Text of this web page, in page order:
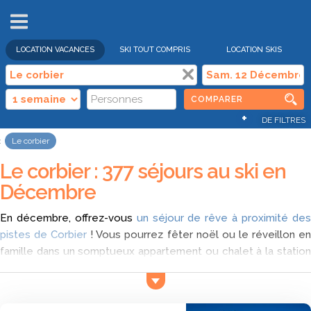
LOCATION VACANCES SKI TOUT COMPRIS LOCATION SKIS
COMPARER
+ DE FILTRES
Le corbier
Le corbier : 377 séjours au ski en
Décembre
En décembre, offrez-vous un séjour de rêve à proximité des
pistes de Corbier ! Vous pourrez fêter noël ou le réveillon en
famille dans un somptueux appartement ou chalet à la station
Express, elles sont classées de la moins chère à la plus chère,
trouvez celle qui vous convient et réservez.